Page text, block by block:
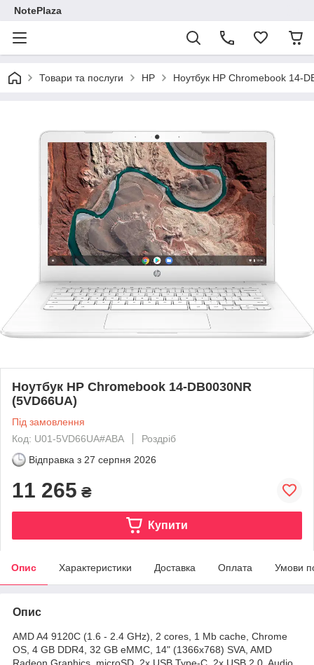
NotePlaza
Товари та послуги HP Ноутбук HP Chromebook 14-
Ноутбук HP Chromebook 14-DB0030NR
(5VD66UA)
Під замовлення
Код: U01-5VD66UA#ABA
Роздріб
Відправка з 27 серпня 2026
11 265 ₴
Купити
Опис Характеристики Доставка Оплата Умови
Опис
AMD A4 9120C (1.6 - 2.4 GHz), 2 cores, 1 Mb cache, Chrome
OS, 4 GB DDR4, 32 GB eMMC, 14" (1366x768) SVA, AMD
Radeon Graphics, microSD, 2x USB Type-C, 2x USB 2.0, Audio